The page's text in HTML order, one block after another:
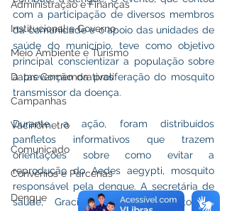
Administração e Finanças
Institucional e Governo
Meio Ambiente e Turismo
Datas Comemorativas
Campanhas
Vacinômetro
Comunicado
Convênios e Parcerias
Dengue
com a participação de diversos membros
da comunidade e o apoio das unidades de
saúde do município, teve como objetivo
principal conscientizar a população sobre
a prevenção da proliferação do mosquito
transmissor da doença.
Durante a ação, foram distribuídos
panfletos informativos que trazem
orientações sobre como evitar a
reprodução do Aedes aegypti, mosquito
responsável pela dengue. A secretária de
saúde, Gracilene Freitas, ressaltou a